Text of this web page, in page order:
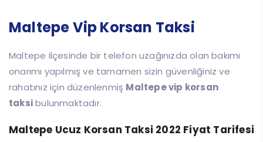
Maltepe Vip Korsan Taksi
Maltepe ilçesinde bir telefon uzağınızda olan bakımı
onarımı yapılmış ve tamamen sizin güvenliğiniz ve
rahatınız için düzenlenmiş Maltepe vip korsan
taksibulunmaktadır.
Maltepe Ucuz Korsan Taksi 2022 Fiyat Tarifesi